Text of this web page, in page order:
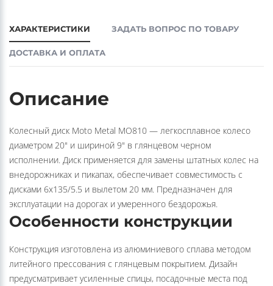
ХАРАКТЕРИСТИКИ ЗАДАТЬ ВОПРОС ПО ТОВАРУ
ДОСТАВКА И ОПЛАТА
Описание
Колесный диск Moto Metal MO810 — легкосплавное колесо
диаметром 20" и шириной 9" в глянцевом черном
исполнении. Диск применяется для замены штатных колес на
внедорожниках и пикапах, обеспечивает совместимость с
дисками 6x135/5.5 и вылетом 20 мм. Предназначен для
эксплуатации на дорогах и умеренного бездорожья.
Особенности конструкции
Конструкция изготовлена из алюминиевого сплава методом
литейного прессования с глянцевым покрытием. Дизайн
предусматривает усиленные спицы, посадочные места под